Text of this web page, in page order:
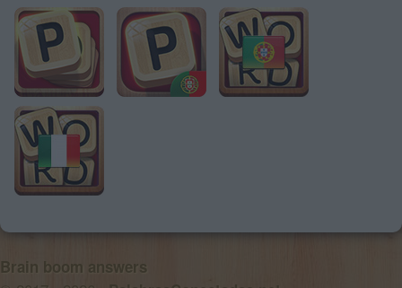
Brain boom answers